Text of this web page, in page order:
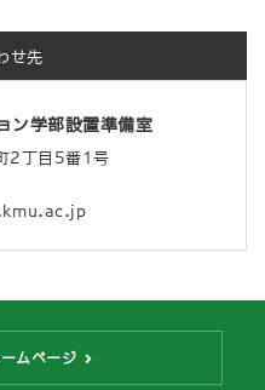
せ先
ン学部設置準備室
2丁目5番1号
ムページ